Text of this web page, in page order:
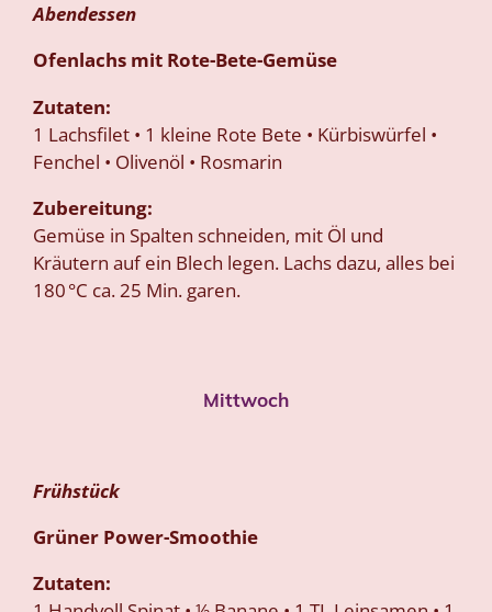
Abendessen
Ofenlachs mit Rote-Bete-Gemüse
Zutaten:
1 Lachsfilet • 1 kleine Rote Bete • Kürbiswürfel •
Fenchel • Olivenöl • Rosmarin
Zubereitung:
Gemüse in Spalten schneiden, mit Öl und
Kräutern auf ein Blech legen. Lachs dazu, alles bei
180 °C ca. 25 Min. garen.
Mittwoch
Frühstück
Grüner Power-Smoothie
Zutaten: